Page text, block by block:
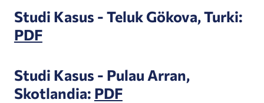
Studi Kasus - Teluk Gökova, Turki:
PDF
Studi Kasus - Pulau Arran,
Skotlandia: PDF